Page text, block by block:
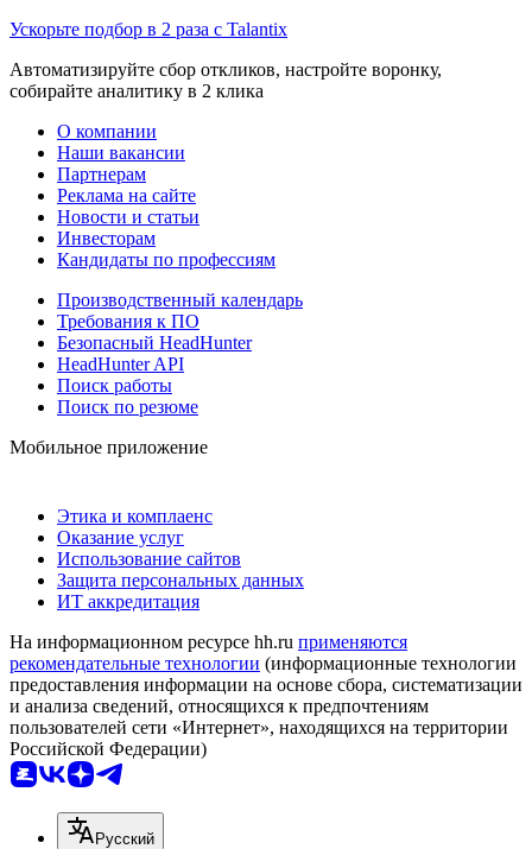
Ускорьте подбор в 2 раза с Talantix
Автоматизируйте сбор откликов, настройте воронку,
собирайте аналитику в 2 клика
О компании
Наши вакансии
Партнерам
Реклама на сайте
Новости и статьи
Инвесторам
Кандидаты по профессиям
Производственный календарь
Требования к ПО
Безопасный HeadHunter
HeadHunter API
Поиск работы
Поиск по резюме
Мобильное приложение
Этика и комплаенс
Оказание услуг
Использование сайтов
Защита персональных данных
ИТ аккредитация
На информационном ресурсе hh.ru применяются
рекомендательные технологии (информационные технологии
предоставления информации на основе сбора, систематизации
и анализа сведений, относящихся к предпочтениям
пользователей сети «Интернет», находящихся на территории
Российской Федерации)
Русский